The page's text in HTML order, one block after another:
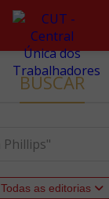
BUSCAR
Todas as editorias